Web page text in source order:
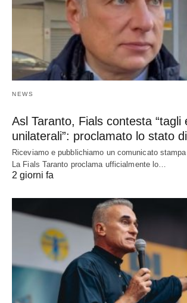
NEWS
Asl Taranto, Fials contesta “tagli
unilaterali”: proclamato lo stato
Riceviamo e pubblichiamo un comunicato
La Fials Taranto proclama ufficialmente lo…
2 giorni fa